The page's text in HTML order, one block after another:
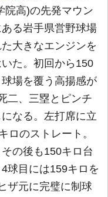
院高)の先発マウン
る岩手県営野球場
大きなエンジンを
た。初回から150
場を覆う高揚感が
二、三塁とピンチ
なる。左打席に立
ロのストレート。
の後も150キロ台
球目には159キロを
ザ元に完璧に制球